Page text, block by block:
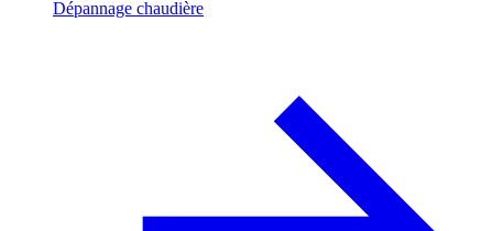
Dépannage chaudière